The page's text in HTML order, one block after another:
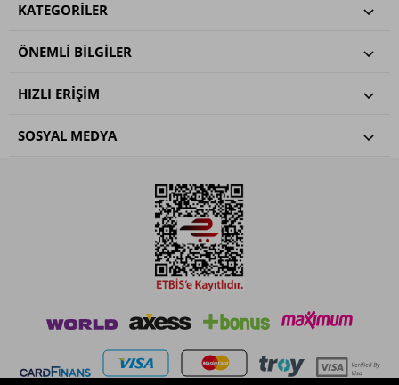
KATEGORILER
ÖNEMLI BILGILER
HIZLI ERIŞIM
SOSYAL MEDYA